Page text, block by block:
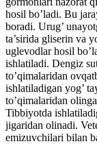
hosil bo’ladi. Bu
boradi. Urug’
ta’sirida gliserin va
uglevodlar hosil
ishlatiladi. Dengiz
to’qimalaridan
ishlatiladigan yog’
to’qimalaridan
Tibbiyotda
jigaridan olinadi.
emizuvchilari bilan